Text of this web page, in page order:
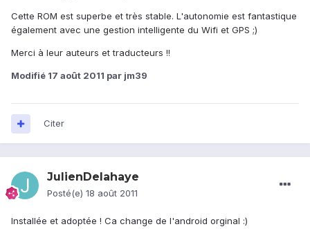
Cette ROM est superbe et très stable. L'autonomie est fantastique
également avec une gestion intelligente du Wifi et GPS ;)
Merci à leur auteurs et traducteurs !!
Modifié 17 août 2011 par jm39
Citer
JulienDelahaye
Posté(e) 18 août 2011
Installée et adoptée ! Ca change de l'android orginal :)